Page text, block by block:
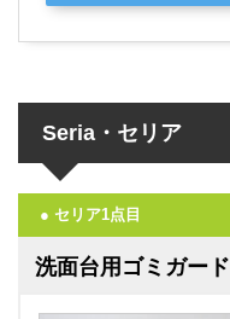
Seria・セリア
● セリア1点目
洗面台用ゴミガー